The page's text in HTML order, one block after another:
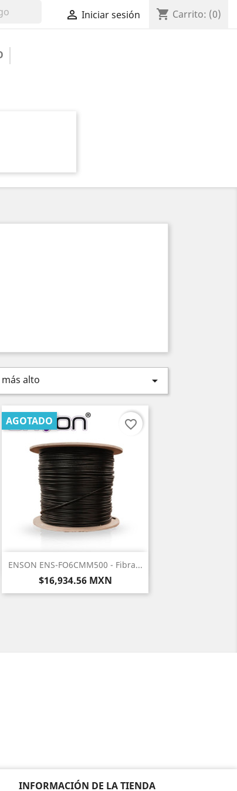
 Iniciar sesión shopping_cart Carrito: (0)
alto 
ENSON ENS-FO6CMM500 - Fibra...
Precio
$16,934.56 MXN
AGOTADO
Vista rápida
favorite_border
INFORMACIÓN DE LA TIENDA